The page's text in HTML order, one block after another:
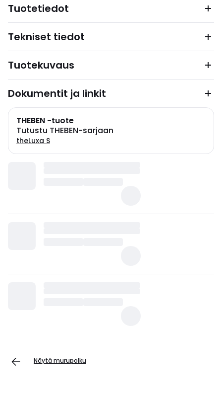
Tuotetiedot
Tekniset tiedot
Tuotekuvaus
Dokumentit ja linkit
THEBEN -tuote
Tutustu THEBEN-sarjaan
theLuxa S
Näytä murupolku